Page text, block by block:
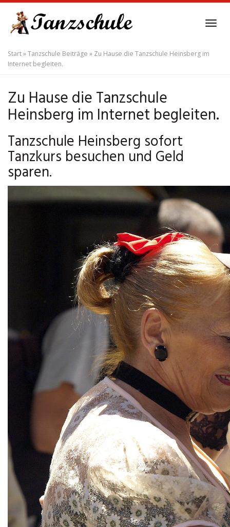
main
content
Start»Tanzschule Beiträge » Zu Hause die Tanzschule Heinsberg im
Internet begleiten.
Zu Hause die Tanzschule
Heinsberg im Internet begleiten.
Tanzschule Heinsberg sofort
Tanzkurs besuchen und Geld
sparen.